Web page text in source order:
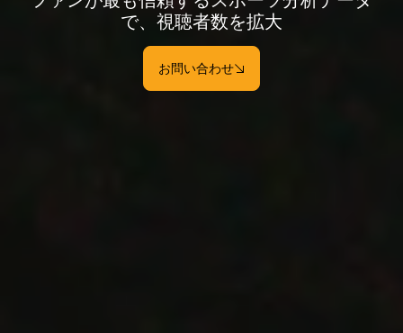
で、視聴者数を拡大
お問い合わせ